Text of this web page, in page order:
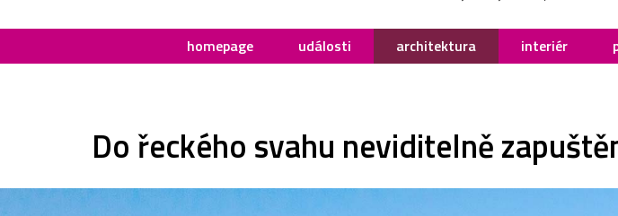
homepage události architektura interiér
Do řeckého svahu neviditelně